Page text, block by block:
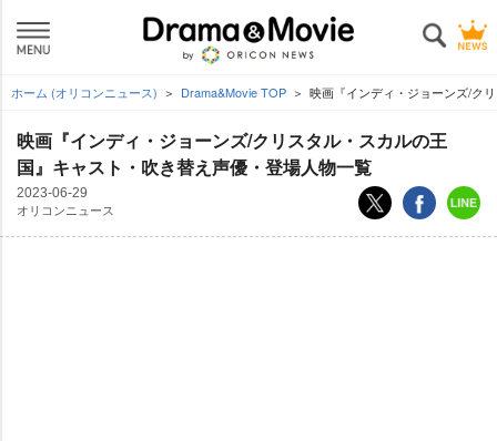
ホーム (オリコンニュース) Drama&Movie TOP 映画『インディ・ジョーンズ/ク
映画『インディ・ジョーンズ/クリスタル・スカルの王
国』キャスト・吹き替え声優・登場人物一覧
2023-06-29
オリコンニュース